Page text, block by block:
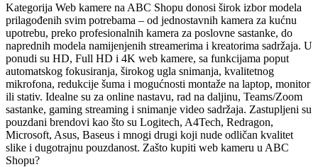
Kategorija Web kamere na ABC Shopu donosi širok izbor modela
prilagođenih svim potrebama – od jednostavnih kamera za kućnu
upotrebu, preko profesionalnih kamera za poslovne sastanke, do
naprednih modela namijenjenih streamerima i kreatorima sadržaja. U
ponudi su HD, Full HD i 4K web kamere, sa funkcijama poput
automatskog fokusiranja, širokog ugla snimanja, kvalitetnog
mikrofona, redukcije šuma i mogućnosti montaže na laptop, monitor
ili stativ. Idealne su za online nastavu, rad na daljinu, Teams/Zoom
sastanke, gaming streaming i snimanje video sadržaja. Zastupljeni su
pouzdani brendovi kao što su Logitech, A4Tech, Redragon,
Microsoft, Asus, Baseus i mnogi drugi koji nude odličan kvalitet
slike i dugotrajnu pouzdanost. Zašto kupiti web kameru u ABC
Shopu?